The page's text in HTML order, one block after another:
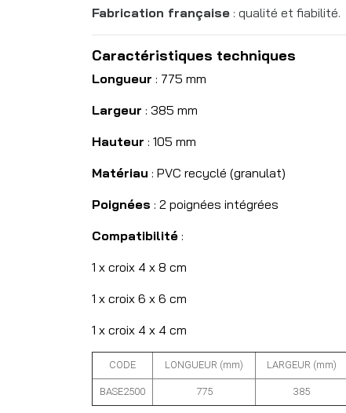
Fabrication française : qualité et fiabilité.
Caractéristiques techniques
Longueur : 775 mm
Largeur : 385 mm
Hauteur : 105 mm
Matériau : PVC recyclé (granulat)
Poignées : 2 poignées intégrées
Compatibilité :
1 x croix 4 x 8 cm
1 x croix 6 x 6 cm
1 x croix 4 x 4 cm
CODE LONGUEUR (mm) LARGEUR (mm)
BASE2500 775 385